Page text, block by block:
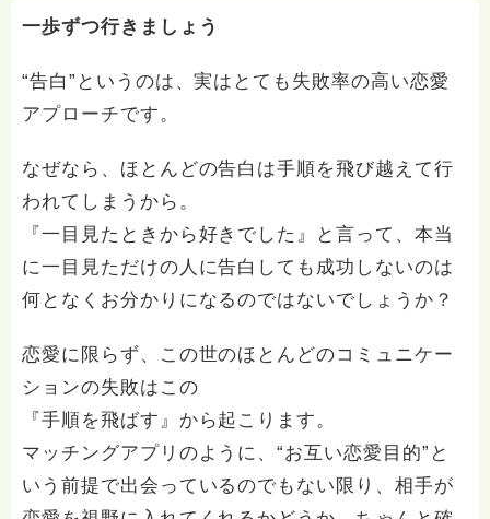
一歩ずつ行きましょう
“告白”というのは、実はとても失敗率の高い恋愛
アプローチです。
なぜなら、ほとんどの告白は手順を飛び越えて行
われてしまうから。
『一目見たときから好きでした』と言って、本当
に一目見ただけの人に告白しても成功しないのは
何となくお分かりになるのではないでしょうか？
恋愛に限らず、この世のほとんどのコミュニケー
ションの失敗はこの
『手順を飛ばす』から起こります。
マッチングアプリのように、“お互い恋愛目的”と
いう前提で出会っているのでもない限り、相手が